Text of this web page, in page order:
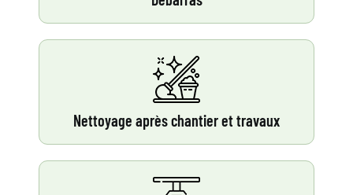
Nettoyage après chantier et travaux